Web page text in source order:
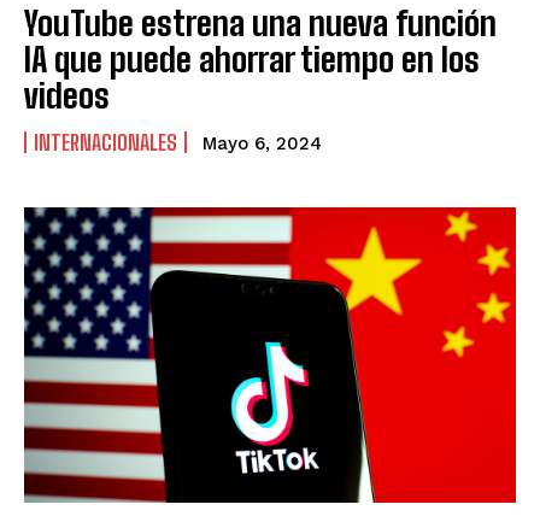
YouTube estrena una nueva función
IA que puede ahorrar tiempo en los
videos
INTERNACIONALES Mayo 6, 2024